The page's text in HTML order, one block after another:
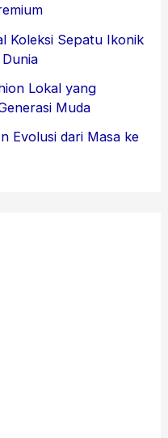
Koleksi Sepatu Ikonik
Lokal yang
Muda
Evolusi dari Masa ke